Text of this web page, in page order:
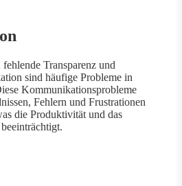
Transparenz und
sind häufige Probleme in
Kommunikationsprobleme
Fehlern und Frustrationen
die Produktivität und das